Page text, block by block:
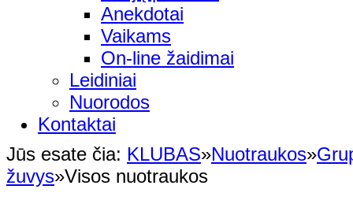
Anekdotai
Vaikams
On-line žaidimai
Leidiniai
Nuorodos
Kontaktai
Jūs esate čia: KLUBAS»Nuotraukos»
žuvys»Visos nuotraukos